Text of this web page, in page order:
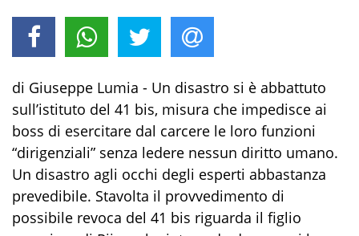
di Giuseppe Lumia - Un disastro si è abbattuto
sull’istituto del 41 bis, misura che impedisce ai
boss di esercitare dal carcere le loro funzioni
“dirigenziali” senza ledere nessun diritto umano.
Un disastro agli occhi degli esperti abbastanza
prevedibile. Stavolta il provvedimento di
possibile revoca del 41 bis riguarda il figlio